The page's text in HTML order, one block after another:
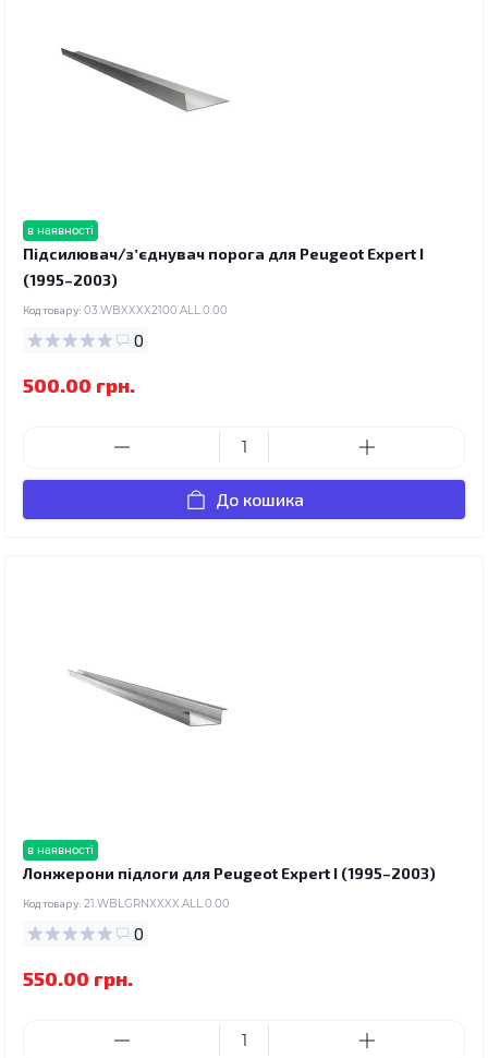
в наявності
Підсилювач/зʼєднувач порога для Peugeot Expert I
(1995–2003)
Код товару: 03.WBXXXX2100.ALL.0.00
0
500.00 грн.
До кошика
в наявності
Лонжерони підлоги для Peugeot Expert I (1995–2003)
Код товару: 21.WBLGRNXXXX.ALL.0.00
0
550.00 грн.